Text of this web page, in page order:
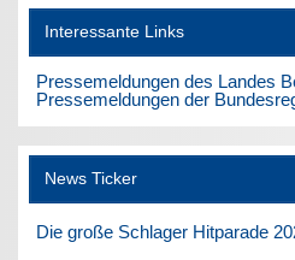
Interessante Links
Pressemeldungen des Landes
Pressemeldungen der
News Ticker
Die große Schlager Hitparade